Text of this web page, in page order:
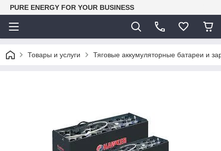
PURE ENERGY FOR YOUR BUSINESS
Товары и услуги Тяговые аккумуляторные батареи и